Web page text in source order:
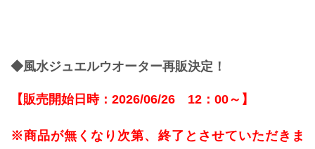
◆風水ジュエルウオーター再販決定！
【販売開始日時：2026/06/26 12：00～】
※商品が無くなり次第、終了とさせていただきま